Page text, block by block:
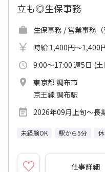
立も◎生保事務
生保事務 / 営業事務
時給 1,400円～1,400
9:00～17:00 週5日 (
東京都 調布市
京王線 調布駅
2026年09月上旬～長
未経験OK 駅から5分
仕事詳細